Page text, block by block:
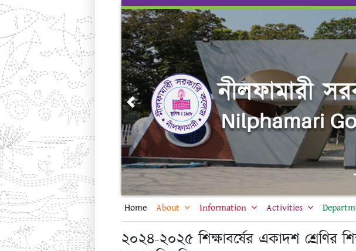
Skip
content
Previous
Home About Information Activities
২০২৪-২০২৫ শিক্ষাবর্ষের একাদশ শ্রেণির